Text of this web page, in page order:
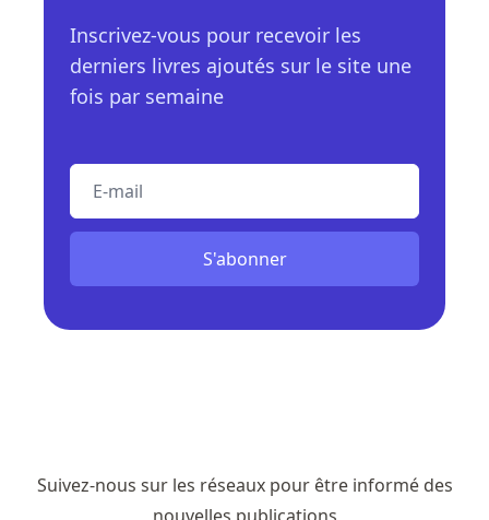
Inscrivez-vous pour recevoir les
derniers livres ajoutés sur le site une
fois par semaine
S'abonner
Suivez-nous sur les réseaux pour être informé des